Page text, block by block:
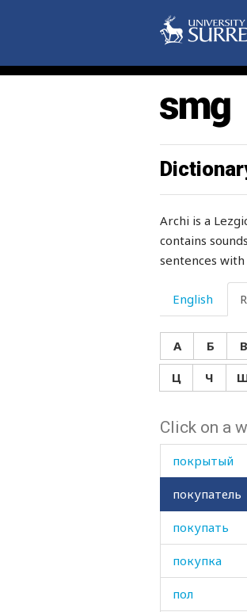
Archi is a
contains
sentences
English
А Б В
Ц
Ч
Click on a
покатый
покинуть
поклон
поклоняться
покой
покойник
покойный
покорный
покос
покрывало
покрытый
покупатель
покупать
покупка
пол